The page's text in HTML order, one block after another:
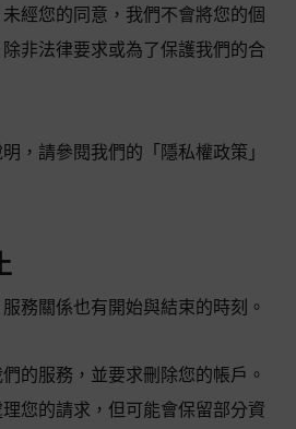
經您的同意，我們不會將您的個
非法律要求或為了保護我們的合
，請參閱我們的「隱私權政策」
務關係也有開始與結束的時刻。
的服務，並要求刪除您的帳戶。
您的請求，但可能會保留部分資